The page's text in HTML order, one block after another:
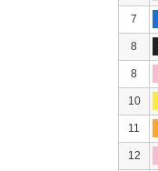
7
8
8
10
11
12